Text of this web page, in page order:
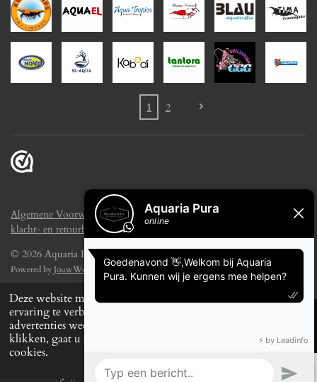
Deze website maakt gebruik van cookies om uw
ervaring te verbeteren en op maat gemaakte
advertenties weer te geven. Door op ‘Accepteren’ te
klikken, gaat u akkoord met het gebruik van alle
cookies.
1 2
Algemene Voorwaarden Disclaimer Privacyreglement
Verzend-
klacht- en retourbeleid
© 2026 Aquaria Pura
Powered by JouwWeb